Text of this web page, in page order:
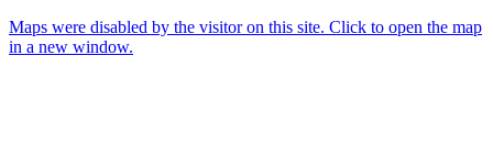
Maps were disabled by the visitor on this site. Click to open the map
in a new window.